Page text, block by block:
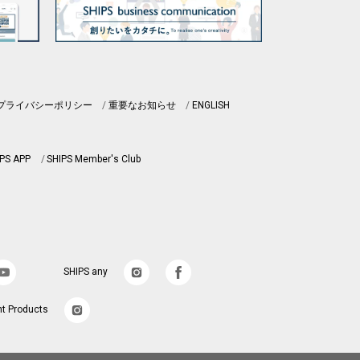
ライバシーポリシー 重要なお知らせ ENGLISH
APP SHIPS Member's Club
SHIPS any
Products